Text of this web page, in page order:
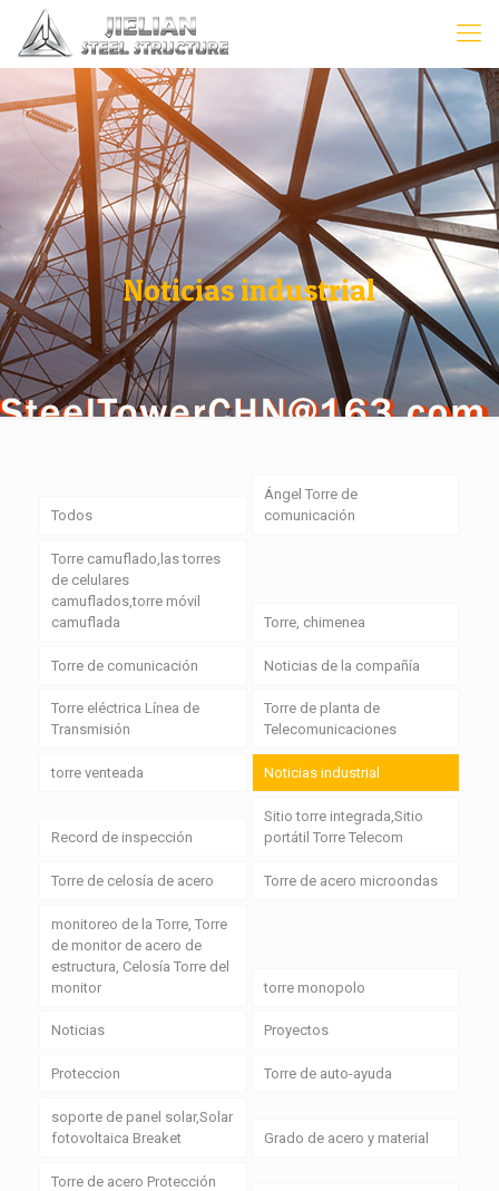
Noticias industrial
Todos
Ángel Torre de
comunicación
Torre camuflado,las torres
de celulares
camuflados,torre móvil
camuflada
Torre, chimenea
Torre de comunicación Noticias de la compañía
Torre eléctrica Línea de
Transmisión
Torre de planta de
Telecomunicaciones
torre venteada Noticias industrial
Record de inspección
Sitio torre integrada,Sitio
portátil Torre Telecom
Torre de celosía de acero Torre de acero microondas
monitoreo de la Torre, Torre
de monitor de acero de
estructura, Celosía Torre del
monitor
torre monopolo
Noticias Proyectos
Proteccion Torre de auto-ayuda
soporte de panel solar,Solar
fotovoltaica Breaket
Grado de acero y material
Torre de acero Protección